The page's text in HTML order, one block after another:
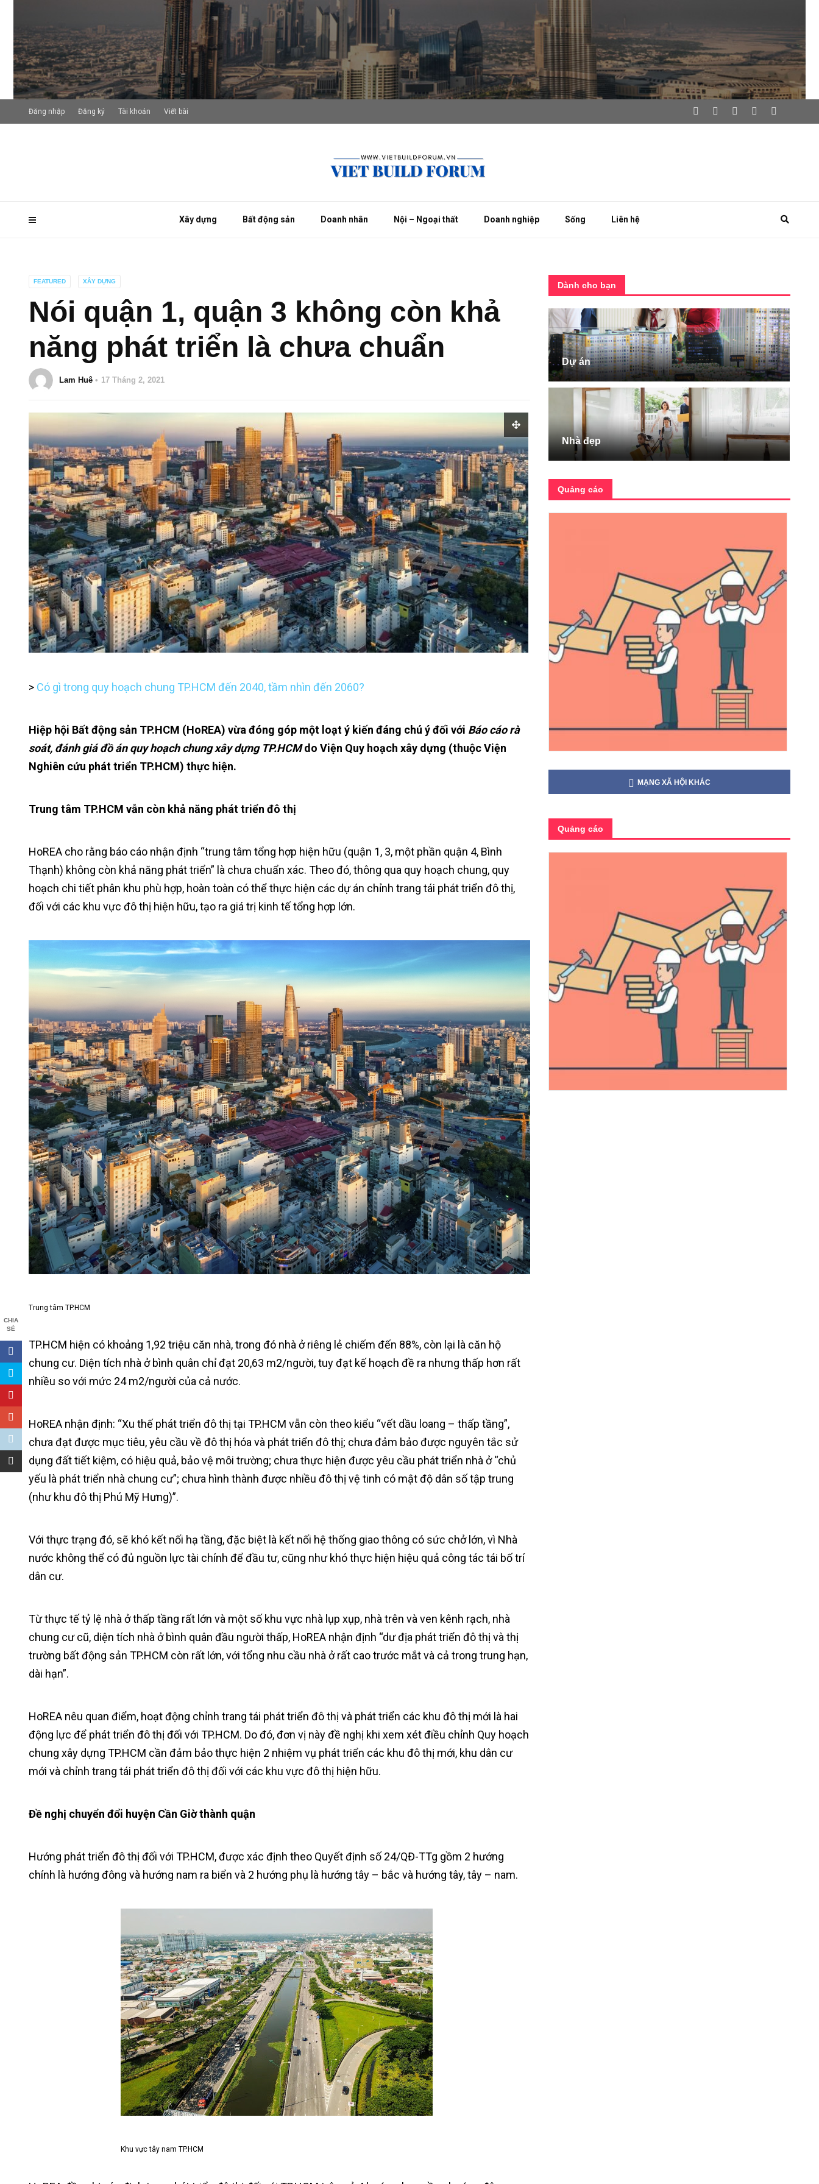
Xây dựng Bất động sản Doanh nhân Nội – Ngoại thất Doanh nghiệp Sống Liên hệ
Đăng nhập Đăng ký Tài khoản Viết bài
FEATURED XÂY DỰNG
Nói quận 1, quận 3 không còn khả
năng phát triển là chưa chuẩn
Lam Huê 17 Tháng 2, 2021
CHIA
SẺ
> Có gì trong quy hoạch chung TP.HCM đến 2040, tầm nhìn đến 2060?
Hiệp hội Bất động sản TP.HCM (HoREA) vừa đóng góp một loạt ý kiến đáng chú ý đối với Báo cáo rà
soát, đánh giá đồ án quy hoạch chung xây dựng TP.HCMdo Viện Quy hoạch xây dựng (thuộc Viện
Nghiên cứu phát triển TP.HCM) thực hiện.
Trung tâm TP.HCM vẫn còn khả năng phát triển đô thị
HoREA cho rằng báo cáo nhận định “trung tâm tổng hợp hiện hữu (quận 1, 3, một phần quận 4, Bình
Thạnh) không còn khả năng phát triển” là chưa chuẩn xác. Theo đó, thông qua quy hoạch chung, quy
hoạch chi tiết phân khu phù hợp, hoàn toàn có thể thực hiện các dự án chỉnh trang tái phát triển đô thị,
đối với các khu vực đô thị hiện hữu, tạo ra giá trị kinh tế tổng hợp lớn.
Trung tâm TP.HCM
TP.HCM hiện có khoảng 1,92 triệu căn nhà, trong đó nhà ở riêng lẻ chiếm đến 88%, còn lại là căn hộ
chung cư. Diện tích nhà ở bình quân chỉ đạt 20,63 m2/người, tuy đạt kế hoạch đề ra nhưng thấp hơn rất
nhiều so với mức 24 m2/người của cả nước.
HoREA nhận định: “Xu thế phát triển đô thị tại TP.HCM vẫn còn theo kiểu “vết dầu loang – thấp tầng”,
chưa đạt được mục tiêu, yêu cầu về đô thị hóa và phát triển đô thị; chưa đảm bảo được nguyên tắc sử
dụng đất tiết kiệm, có hiệu quả, bảo vệ môi trường; chưa thực hiện được yêu cầu phát triển nhà ở “chủ
yếu là phát triển nhà chung cư”; chưa hình thành được nhiều đô thị vệ tinh có mật độ dân số tập trung
(như khu đô thị Phú Mỹ Hưng)”.
Với thực trạng đó, sẽ khó kết nối hạ tầng, đặc biệt là kết nối hệ thống giao thông có sức chở lớn, vì Nhà
nước không thể có đủ nguồn lực tài chính để đầu tư, cũng như khó thực hiện hiệu quả công tác tái bố trí
dân cư.
Từ thực tế tỷ lệ nhà ở thấp tầng rất lớn và một số khu vực nhà lụp xụp, nhà trên và ven kênh rạch, nhà
chung cư cũ, diện tích nhà ở bình quân đầu người thấp, HoREA nhận định “dư địa phát triển đô thị và thị
trường bất động sản TP.HCM còn rất lớn, với tổng nhu cầu nhà ở rất cao trước mắt và cả trong trung hạn,
dài hạn”.
HoREA nêu quan điểm, hoạt động chỉnh trang tái phát triển đô thị và phát triển các khu đô thị mới là hai
động lực để phát triển đô thị đối với TP.HCM. Do đó, đơn vị này đề nghị khi xem xét điều chỉnh Quy hoạch
chung xây dựng TP.HCM cần đảm bảo thực hiện 2 nhiệm vụ phát triển các khu đô thị mới, khu dân cư
mới và chỉnh trang tái phát triển đô thị đối với các khu vực đô thị hiện hữu.
Đề nghị chuyển đổi huyện Cần Giờ thành quận
Hướng phát triển đô thị đối với TP.HCM, được xác định theo Quyết định số 24/QĐ-TTg gồm 2 hướng
chính là hướng đông và hướng nam ra biển và 2 hướng phụ là hướng tây – bắc và hướng tây, tây – nam.
Khu vực tây nam TP.HCM
Dành cho bạn
Dự án
Nhà đẹp
Quảng cáo
MẠNG XÃ HỘI KHÁC
Quảng cáo